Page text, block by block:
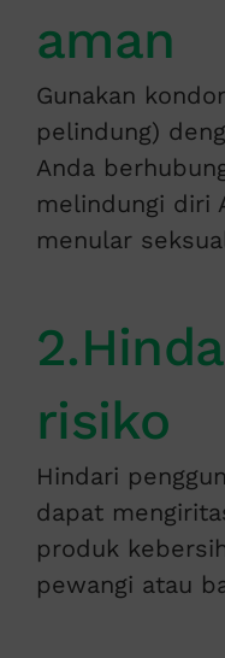
aman
Gunakan
pelindung)
Anda
melindungi diri
menular
risiko
Hindari
dapat
produk
pewangi atau